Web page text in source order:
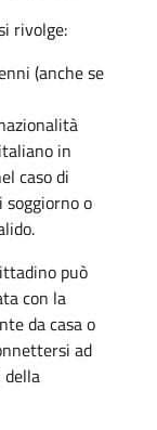
rivolge:
(anche se
in
caso di
o
può
con la
da casa o
ad
della